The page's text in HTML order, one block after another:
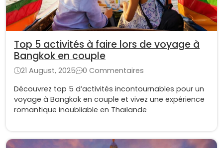
Top 5 activités à faire lors de voyage à
Bangkok en couple
21 August, 2025
0 Commentaires
Découvrez top 5 d’activités incontournables pour un
voyage à Bangkok en couple et vivez une expérience
romantique inoubliable en Thaïlande